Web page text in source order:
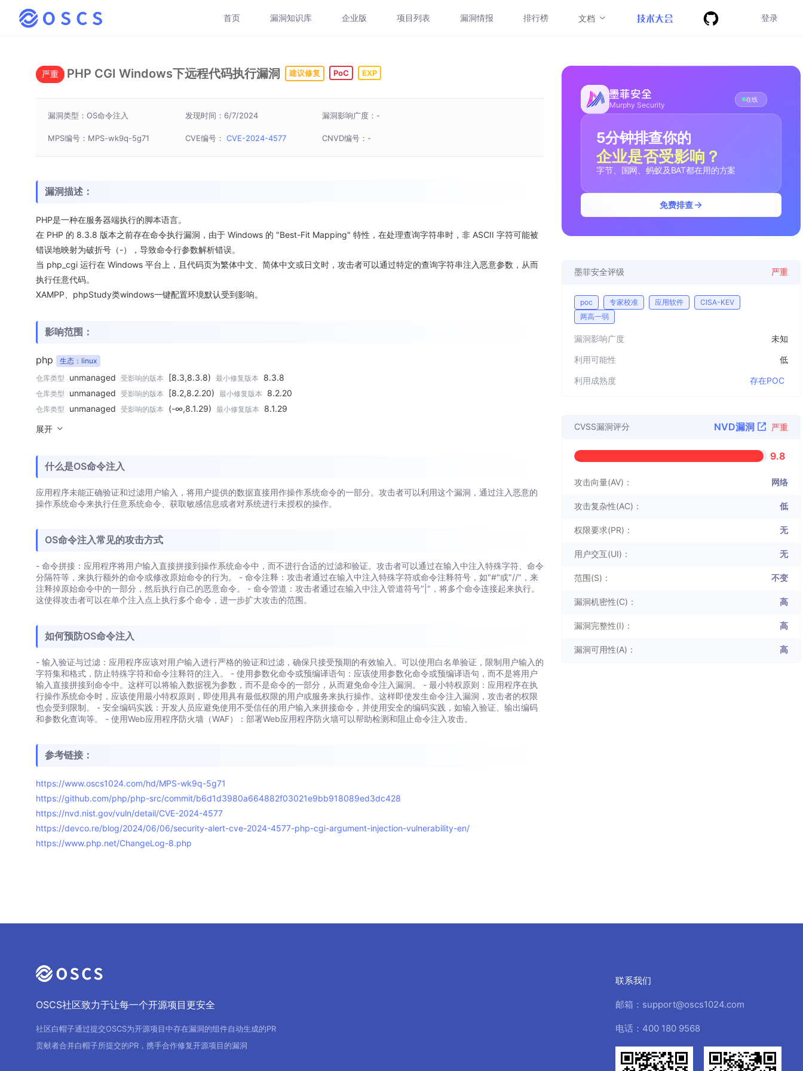
首页 漏洞知识库 企业版 项目列表 漏洞情报 排行榜 文档 登录
严重 PHP CGI Windows下远程代码执行漏洞 建议修复 PoC EXP
漏洞类型：OS命令注入
MPS编号：MPS-wk9q-5g71
发现时间：6/7/2024
CVE编号： CVE-2024-4577
漏洞影响广度：-
CNVD编号：-
漏洞描述：
PHP是一种在服务器端执行的脚本语言。
在 PHP 的 8.3.8 版本之前存在命令执行漏洞，由于 Windows 的 "Best-Fit Mapping" 特性，在处理查询字符串时，非 ASCII 字符可能被
错误地映射为破折号（-），导致命令行参数解析错误。
当 php_cgi 运行在 Windows 平台上，且代码页为繁体中文、简体中文或日文时，攻击者可以通过特定的查询字符串注入恶意参数，从而
执行任意代码。
XAMPP、phpStudy类windows一键配置环境默认受到影响。
影响范围：
php
生态：linux
仓库类型
unmanaged 受影响的版本 [8.3,8.3.8) 最小修复版本 8.3.8
仓库类型 unmanaged 受影响的版本 [8.2,8.2.20) 最小修复版本 8.2.20
仓库类型 unmanaged 受影响的版本 (-∞,8.1.29) 最小修复版本
8.1.29
展开
什么是OS命令注入
应用程序未能正确验证和过滤用户输入，将用户提供的数据直接用作操作系统命令的一部分。攻击者可以利用这个漏洞，通过注入恶意的
操作系统命令来执行任意系统命令、获取敏感信息或者对系统进行未授权的操作。
OS命令注入常见的攻击方式
- 命令拼接：应用程序将用户输入直接拼接到操作系统命令中，而不进行合适的过滤和验证。攻击者可以通过在输入中注入特殊字符、命令
分隔符等，来执行额外的命令或修改原始命令的行为。 - 命令注释：攻击者通过在输入中注入特殊字符或命令注释符号，如"#"或"//"，来
注释掉原始命令中的一部分，然后执行自己的恶意命令。 - 命令管道：攻击者通过在输入中注入管道符号"|"，将多个命令连接起来执行。
这使得攻击者可以在单个注入点上执行多个命令，进一步扩大攻击的范围。
如何预防OS命令注入
- 输入验证与过滤：应用程序应该对用户输入进行严格的验证和过滤，确保只接受预期的有效输入。可以使用白名单验证，限制用户输入的
字符集和格式，防止特殊字符和命令注释符的注入。 - 使用参数化命令或预编译语句：应该使用参数化命令或预编译语句，而不是将用户
输入直接拼接到命令中。这样可以将输入数据视为参数，而不是命令的一部分，从而避免命令注入漏洞。 - 最小特权原则：应用程序在执
行操作系统命令时，应该使用最小特权原则，即使用具有最低权限的用户或服务来执行操作。这样即使发生命令注入漏洞，攻击者的权限
也会受到限制。 - 安全编码实践：开发人员应避免使用不受信任的用户输入来拼接命令，并使用安全的编码实践，如输入验证、输出编码
和参数化查询等。 - 使用Web应用程序防火墙（WAF）：部署Web应用程序防火墙可以帮助检测和阻止命令注入攻击。
参考链接：
https://www.oscs1024.com/hd/MPS-wk9q-5g71
https://github.com/php/php-src/commit/b6d1d3980a664882f03021e9bb918089ed3dc428
https://nvd.nist.gov/vuln/detail/CVE-2024-4577
https://devco.re/blog/2024/06/06/security-alert-cve-2024-4577-php-cgi-argument-injection-vulnerability-en/
https://www.php.net/ChangeLog-8.php
Murphy Security
在线
5分钟排查你的
企业是否受影响？
字节、国网、蚂蚁及BAT都在用的方案
免费排查
墨菲安全评级 严重
poc 专家校准 应用软件
CISA-KEV
两高一弱
漏洞影响广度 未知
利用可能性 低
利用成熟度 存在POC
CVSS漏洞评分 NVD漏洞 严重
9.8
攻击向量(AV)： 网络
攻击复杂性(AC)： 低
权限要求(PR)： 无
用户交互(UI)： 无
范围(S)： 不变
漏洞机密性(C)： 高
漏洞完整性(I)： 高
漏洞可用性(A)： 高
OSCS社区致力于让每一个开源项目更安全
社区白帽子通过提交OSCS为开源项目中存在漏洞的组件自动生成的PR
贡献者合并白帽子所提交的PR，携手合作修复开源项目的漏洞
联系我们
邮箱：support@oscs1024.com
电话：400 180 9568